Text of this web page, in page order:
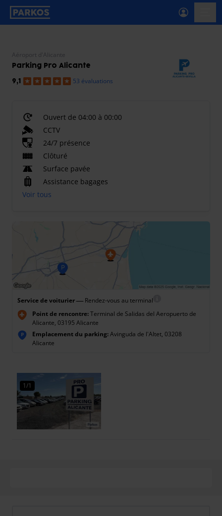
étiquette-de-navigation-principale
Aéroport d'Alicante
Parking Pro Alicante
9,1 53 évaluations
Ouvert de 04:00 à 00:00
CCTV
24/7 présence
Clôturé
Surface pavée
Assistance bagages
Voir tous
Service de voiturier— Rendez-vous au terminal
Point de rencontre:Terminal de Salidas del Aeropuerto de
Alicante, 03195 Alicante
P Emplacement du parking:Avinguda de l'Altet, 03208
Alicante
1/1